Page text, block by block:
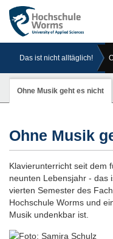
Das ist nicht alltäglich!
Ohne Musik geht es nicht
Ohne Musik
Klavierunterricht seit dem
neunten Lebensjahr - das
vierten Semester des
Hochschule Worms und
Musik undenkbar ist.